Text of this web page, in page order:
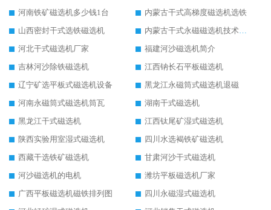
河南铁矿磁选机多少钱1台
内蒙古干式高梯度磁选机选铁
山西密封干式选铁磁选机
内蒙古干式永磁磁选机技术要求
河北干式磁选机厂家
福建河沙磁选机简介
吉林河沙除铁磁选机
江西钠长石平板磁选机
辽宁矿选平板式磁选机设备
黑龙江永磁筒式磁选机退磁
河南永磁筒式磁选机筒瓦
湖南干式磁选机
黑龙江干式磁选机
江西钛尾矿湿式磁选机
陕西实验用室湿式磁选机
四川水选褐铁矿磁选机
西藏干选铁矿磁选机
甘肃河沙干式磁选机
河沙磁选机的电机
潍坊平板磁选机厂家
广西平板磁选机磁铁排列图
四川永磁湿式磁选机